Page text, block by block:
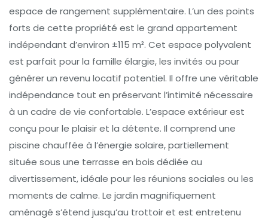
espace de rangement supplémentaire. L’un des points
forts de cette propriété est le grand appartement
indépendant d’environ ±115 m². Cet espace polyvalent
est parfait pour la famille élargie, les invités ou pour
générer un revenu locatif potentiel. Il offre une véritable
indépendance tout en préservant l’intimité nécessaire
à un cadre de vie confortable. L’espace extérieur est
conçu pour le plaisir et la détente. Il comprend une
piscine chauffée à l’énergie solaire, partiellement
située sous une terrasse en bois dédiée au
divertissement, idéale pour les réunions sociales ou les
moments de calme. Le jardin magnifiquement
aménagé s’étend jusqu’au trottoir et est entretenu